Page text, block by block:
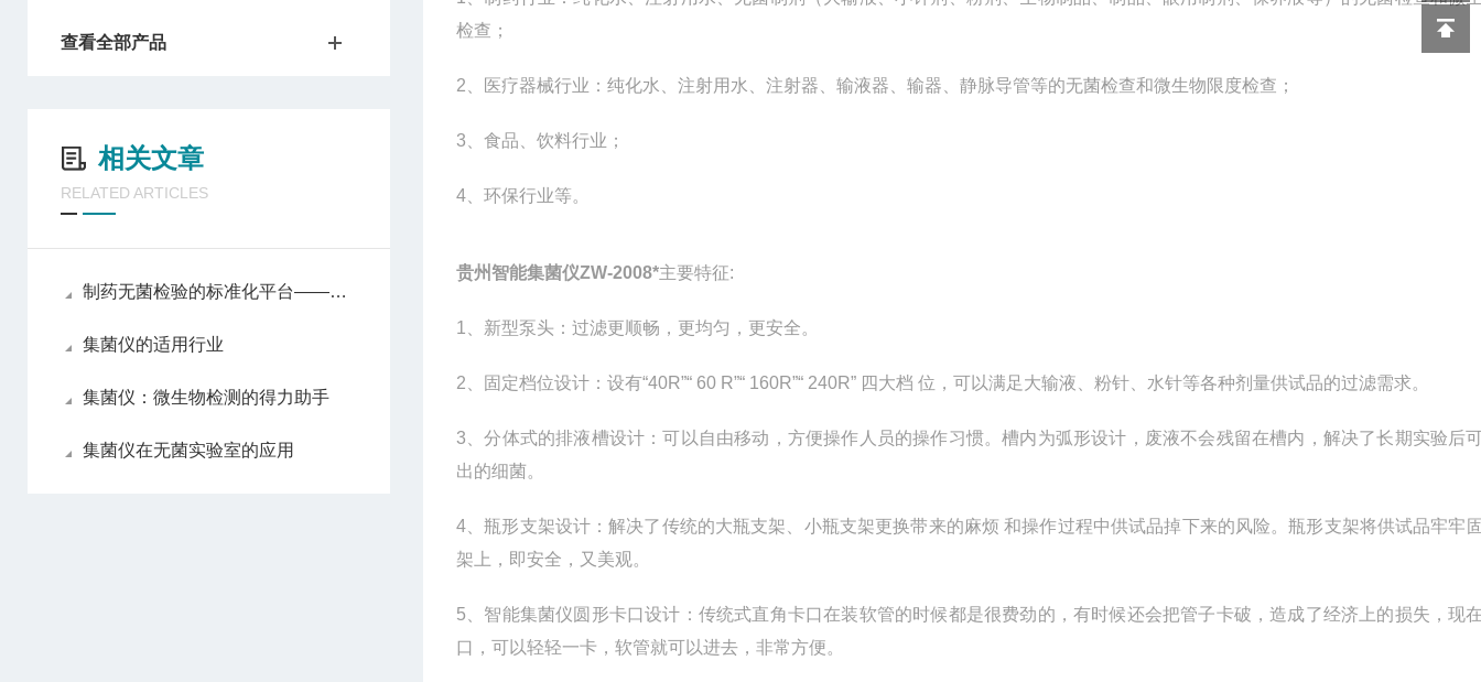
查看全部产品
相关文章
RELATED ARTICLES
制药无菌检验的标准化平台——集菌仪的工作原理与应用
集菌仪的适用行业
集菌仪：微生物检测的得力助手
集菌仪在无菌实验室的应用
检查；
2 、医疗器械行业：纯化水、注射用水、注射器、输液器、输器、静脉导管等的无菌检查和微生物限度检查；
3 、食品、饮料行业；
4 、环保行业等。
贵州智能集菌仪ZW-2008*主要特征:
1 、新型泵头：过滤更顺畅，更均匀，更安全。
2 、固定档位设计：设有“40R”“ 60 R”“ 160R”“ 240R” 四大档 位，可以满足大输液、粉针、水针等各种剂量供试品的过滤需求。
3 、分体式的排液槽设计：可以自由移动，方便操作人员的操作习惯。槽内为弧形设计，废液不会残留在槽内，解决了长期实验后
出的细菌。
4 、瓶形支架设计：解决了传统的大瓶支架、小瓶支架更换带来的麻烦 和操作过程中供试品掉下来的风险。瓶形支架将供试品牢牢
架上，即安全，又美观。
5 、智能集菌仪圆形卡口设计：传统式直角卡口在装软管的时候都是很费劲的，有时候还会把管子卡破，造成了经济上的损失，现
口，可以轻轻一卡，软管就可以进去，非常方便。